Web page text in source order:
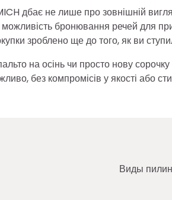
дбає не лише про зовнішній
бронювання речей для
зроблено ще до того, як ви
на осінь чи просто нову
без компромісів у якості або
Виды